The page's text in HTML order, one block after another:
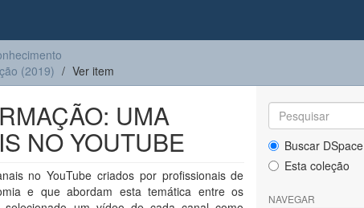
(2019)
Ver item
UMA
NO YOUTUBE
no YouTube criados por profissionais de
e que abordam esta temática entre os
Buscar DSpace
Esta coleção
NAVEGAR